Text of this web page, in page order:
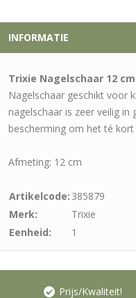
INFORMATIE
Trixie Nagelschaar 12 cm
Nagelschaar geschikt voor
nagelschaar is zeer veilig
bescherming om het té
Afmeting: 12 cm
Artikelcode: 385879
Merk:
Trixie
Eenheid:
1
Prijs/Kwaliteit!